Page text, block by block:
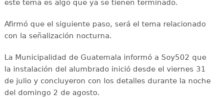
este tema es algo que ya se tienen terminado.
Afirmó que el siguiente paso, será el tema relacionado
con la señalización nocturna.
La Municipalidad de Guatemala informó a Soy502 que
la instalación del alumbrado inició desde el viernes 31
de julio y concluyeron con los detalles durante la noche
del domingo 2 de agosto.